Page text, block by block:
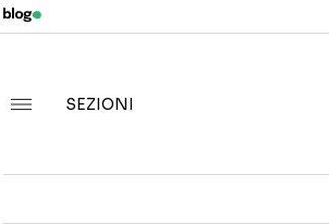
SEZIONI